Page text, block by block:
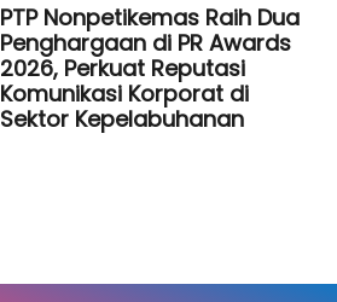
PTP Nonpetikemas Raih Dua
Penghargaan di PR Awards
2026, Perkuat Reputasi
Komunikasi Korporat di
Sektor Kepelabuhanan